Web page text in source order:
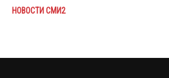
НОВОСТИ СМИ2